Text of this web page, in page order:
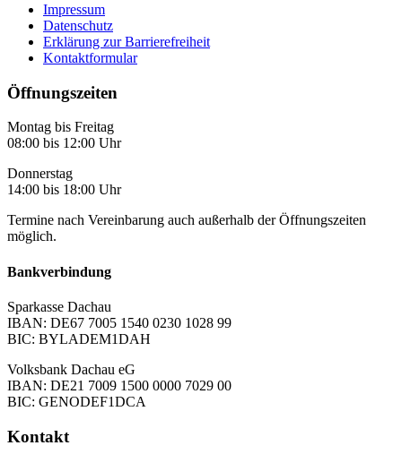
Impressum
Datenschutz
Erklärung zur Barrierefreiheit
Kontaktformular
Öffnungszeiten
Montag bis Freitag
08:00 bis 12:00 Uhr
Donnerstag
14:00 bis 18:00 Uhr
Termine nach Vereinbarung auch außerhalb der Öffnungszeiten
möglich.
Bankverbindung
Sparkasse Dachau
IBAN: DE67 7005 1540 0230 1028 99
BIC: BYLADEM1DAH
Volksbank Dachau eG
IBAN: DE21 7009 1500 0000 7029 00
BIC: GENODEF1DCA
Kontakt